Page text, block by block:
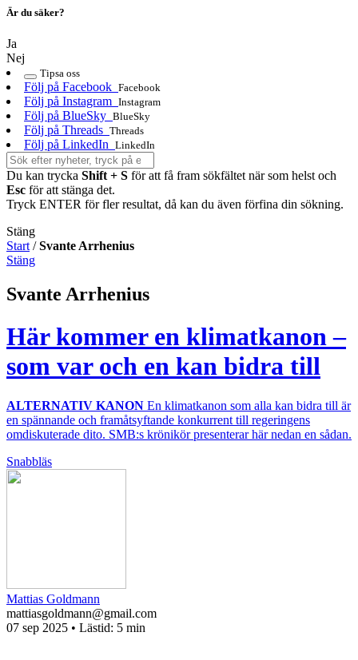
Är du säker?
Ja
Nej
Tipsa oss
Följ på Facebook Facebook
Följ på Instagram Instagram
Följ på BlueSky BlueSky
Följ på Threads Threads
Följ på LinkedIn LinkedIn
Du kan trycka Shift + S för att få fram sökfältet när som helst och
Esc för att stänga det.
Tryck ENTER för fler resultat, då kan du även förfina din sökning.
Stäng
Start /Svante Arrhenius
Stäng
Svante Arrhenius
Här kommer en klimatkanon –
som var och en kan bidra till
ALTERNATIV KANON En klimatkanon som alla kan bidra till är
en spännande och framåtsyftande konkurrent till regeringens
omdiskuterade dito. SMB:s krönikör presenterar här nedan en sådan.
Snabbläs
Mattias Goldmann
mattiasgoldmann@gmail.com
07 sep 2025 • Lästid: 5 min